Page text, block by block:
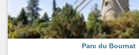
Parc du Bournat